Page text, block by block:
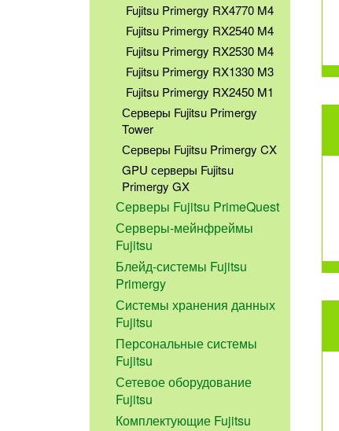
Fujitsu Primergy RX4770 M4
Fujitsu Primergy RX2540 M4
Fujitsu Primergy RX2530 M4
Fujitsu Primergy RX1330 M3
Fujitsu Primergy RX2450 M1
Серверы Fujitsu Primergy
Tower
Серверы Fujitsu Primergy CX
GPU серверы Fujitsu
Primergy GX
Серверы Fujitsu PrimeQuest
Серверы-мейнфреймы
Fujitsu
Блейд-системы Fujitsu
Primergy
Системы хранения данных
Fujitsu
Персональные системы
Fujitsu
Сетевое оборудование
Fujitsu
Комплектующие Fujitsu